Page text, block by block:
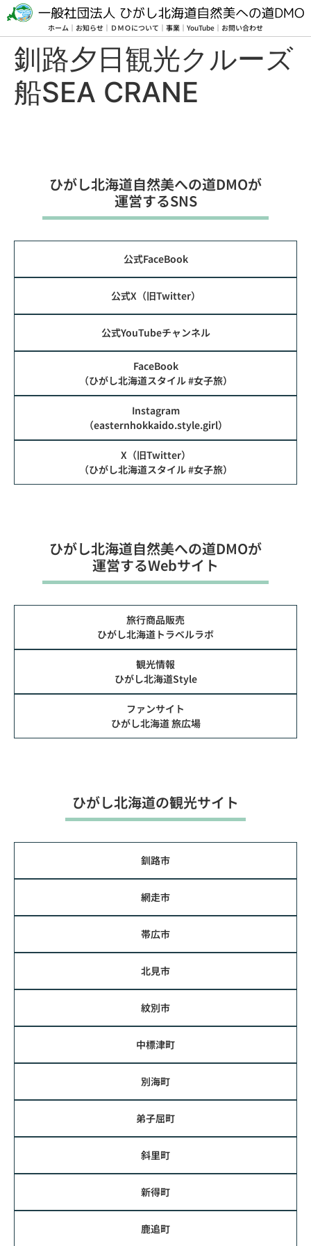
ホーム ｜ お知らせ ｜ ＤＭＯについて ｜ 事業 ｜ YouTube ｜ お問い合わせ
釧路夕日観光クルーズ
船SEA CRANE
ひがし北海道⾃然美への道DMOが
運営するSNS
公式FaceBook
公式X（旧Twitter）
公式YouTubeチャンネル
FaceBook
（ひがし北海道スタイル #女子旅）
Instagram
（easternhokkaido.style.girl）
X（旧Twitter）
（ひがし北海道スタイル #女子旅）
ひがし北海道⾃然美への道DMOが
運営するWebサイト
旅行商品販売
ひがし北海道トラベルラボ
観光情報
ひがし北海道Style
ファンサイト
ひがし北海道 旅広場
ひがし北海道の観光サイト
釧路市
網走市
帯広市
北見市
紋別市
中標津町
別海町
弟子屈町
斜里町
新得町
鹿追町